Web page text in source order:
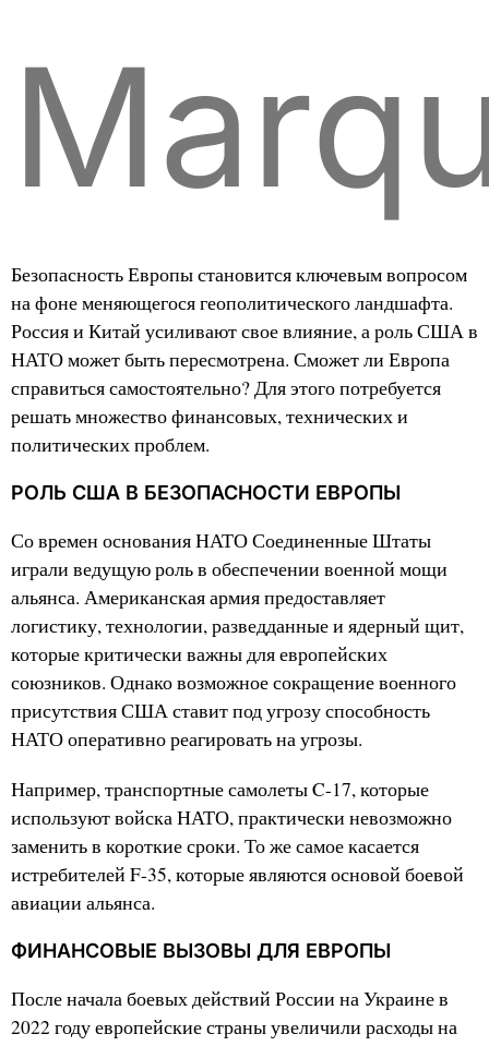
Безопасность Европы становится ключевым вопросом
на фоне меняющегося геополитического ландшафта.
Россия и Китай усиливают свое влияние, а роль США в
НАТО может быть пересмотрена. Сможет ли Европа
справиться самостоятельно? Для этого потребуется
решать множество финансовых, технических и
политических проблем.
РОЛЬ США В БЕЗОПАСНОСТИ ЕВРОПЫ
Со времен основания НАТО Соединенные Штаты
играли ведущую роль в обеспечении военной мощи
альянса. Американская армия предоставляет
логистику, технологии, разведданные и ядерный щит,
которые критически важны для европейских
союзников. Однако возможное сокращение военного
присутствия США ставит под угрозу способность
НАТО оперативно реагировать на угрозы.
Например, транспортные самолеты C-17, которые
используют войска НАТО, практически невозможно
заменить в короткие сроки. То же самое касается
истребителей F-35, которые являются основой боевой
авиации альянса.
ФИНАНСОВЫЕ ВЫЗОВЫ ДЛЯ ЕВРОПЫ
После начала боевых действий России на Украине в
2022 году европейские страны увеличили расходы на